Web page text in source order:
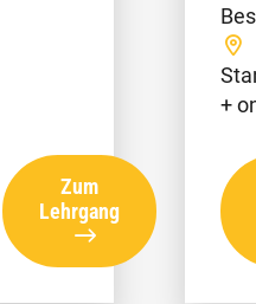
Zum
Lehrgang
+